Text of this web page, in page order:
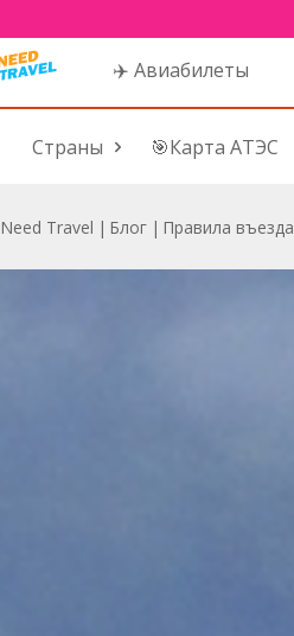
✈️ Авиабилеты
Страны 🎯Карта АТЭС
Need Travel | Блог | Правила въезда